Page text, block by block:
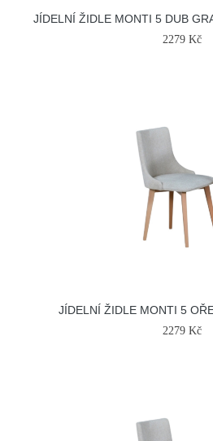
JÍDELNÍ ŽIDLE MONTI 5 DUB
2279 Kč
JÍDELNÍ ŽIDLE MONTI 5
2279 Kč